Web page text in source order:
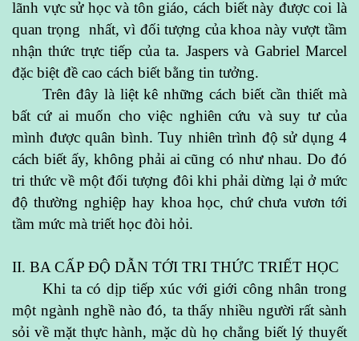
lãnh vực sử học và tôn giáo, cách biết này được coi là
quan trọng nhất, vì đối tượng của khoa này vượt tầm
nhận thức trực tiếp của ta. Jaspers và Gabriel Marcel
đặc biệt đề cao cách biết bằng tin tưởng.
Trên đây là liệt kê những cách biết cần thiết mà
bất cứ ai muốn cho việc nghiên cứu và suy tư của
mình được quân bình. Tuy nhiên trình độ sử dụng 4
cách biết ấy, không phải ai cũng có như nhau. Do đó
tri thức về một đối tượng đôi khi phải dừng lại ở mức
độ thường nghiệp hay khoa học, chứ chưa vươn tới
tầm mức mà triết học đòi hỏi.
II. BA CẤP ĐỘ DẪN TỚI TRI THỨC TRIẾT HỌC
Khi ta có dịp tiếp xúc với giới công nhân trong
một ngành nghề nào đó, ta thấy nhiều người rất sành
sỏi về mặt thực hành, mặc dù họ chẳng biết lý thuyết